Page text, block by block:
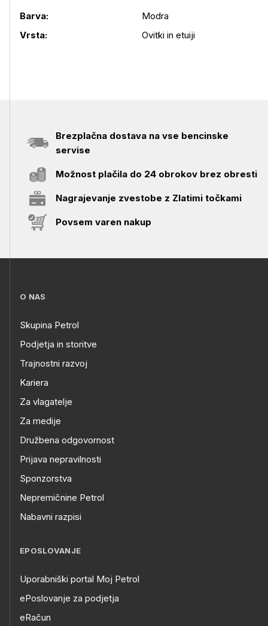
Barva:
Modra
Vrsta:
Ovitki in etuiji
Brezplačna dostava na vse bencinske
servise
Možnost plačila do 24 obrokov brez obresti
Nagrajevanje zvestobe z Zlatimi točkami
Povsem varen nakup
O NAS
Skupina Petrol
Podjetja in storitve
Trajnostni razvoj
Kariera
Za vlagatelje
Za medije
Družbena odgovornost
Prijava nepravilnosti
Sponzorstva
Nepremičnine Petrol
Nabavni razpisi
EPOSLOVANJE
Uporabniški portal Moj Petrol
ePoslovanje za podjetja
eRačun